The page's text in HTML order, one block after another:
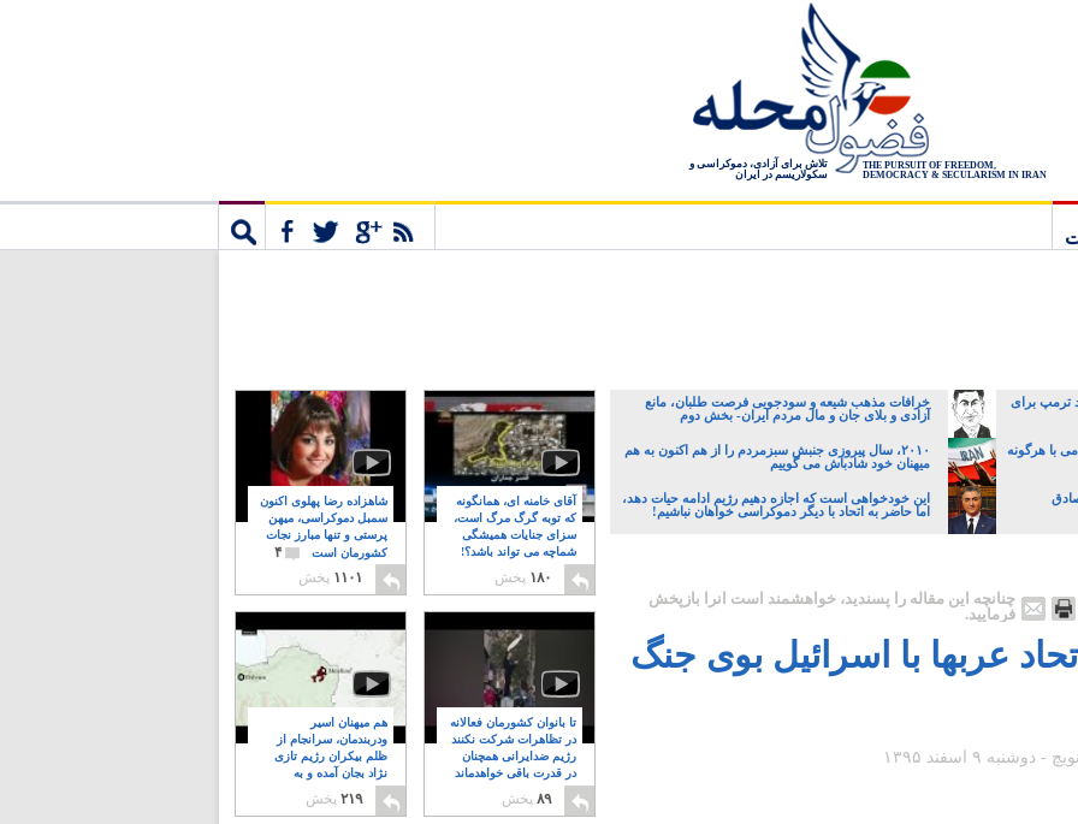
THE PURSUIT OF FREEDOM,
DEMOCRACY & SECULARISM IN IRAN
تلاش برای آزادی، دموکراسی و
سکولاریسم در ایران
ترمپ برای
خرافات مذهب شیعه و سودجویی فرصت طلبان، مانع
آزادی و بلای جان و مال مردم ایران- بخش دوم
با هرگونه
۲۰۱۰، سال پیروزی جنبش سبزمردم را از هم اکنون به هم
میهنان خود شادباش می گوییم
این خودخواهی است که اجازه دهیم رژیم ادامه حیات دهد،
اما حاضر به اتحاد با دیگر دموکراسی خواهان نباشیم!
چنانچه این مقاله را پسندید، خواهشمند است آنرا بازپخش
فرمایید.
عربها با اسرائیل بوی جنگ
شاهزاده رضا پهلوی اکنون
سمبل دموکراسی، میهن
پرستی و تنها مبارز نجات
کشورمان است
۴
۱۱۰۱ پخش
آقای خامنه ای، همانگونه
که توبه گرگ مرگ است،
سزای جنایات همیشگی
شماچه می تواند باشد؟!
۸
۱۸۰ پخش
هم میهنان اسیر
ودربندمان، سرانجام از
ظلم بیکران رژیم تازی
نژاد بجان آمده و به
۲۱۹ پخش
تا بانوان کشورمان فعالانه
در تظاهرات شرکت نکنند
رژیم ضدایرانی همچنان
در قدرت باقی خواهدماند
۸
۸۹ پخش